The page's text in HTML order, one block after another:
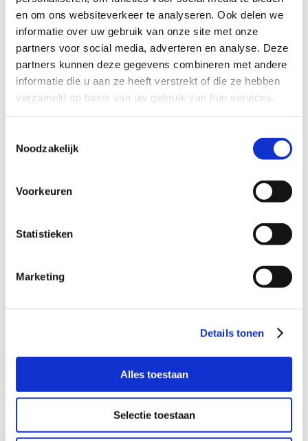
en om ons websiteverkeer te analyseren. Ook delen we
informatie over uw gebruik van onze site met onze
partners voor social media, adverteren en analyse. Deze
partners kunnen deze gegevens combineren met andere
informatie die u aan ze heeft verstrekt of die ze hebben
verzameld op basis van uw gebruik van hun services.
Noodzakelijk
Voorkeuren
Statistieken
Marketing
Details tonen
Alles toestaan
Selectie toestaan
Twee broertjes (8 en 10) zoeken een
Gezocht: liefdevol steungezin voor